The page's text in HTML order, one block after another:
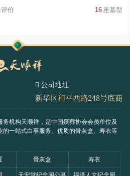
价 16 座墓型
公司地址
新华区和平西路248号底商
机构天顺祥，是中国殡葬协会会员单位及
的一站式白事服务、优质的骨灰盒、寿衣等
骨灰盒 寿衣